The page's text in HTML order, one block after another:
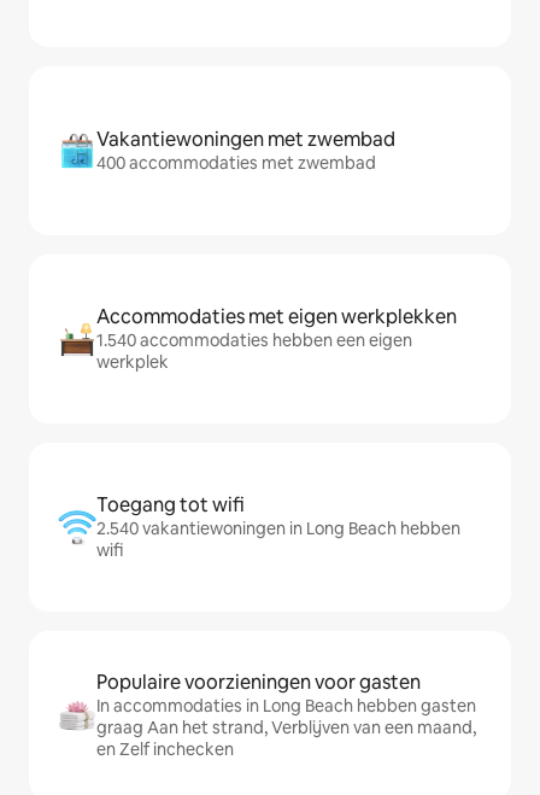
Vakantiewoningen met zwembad
400 accommodaties met zwembad
Accommodaties met eigen werkplekken
1.540 accommodaties hebben een eigen
werkplek
Toegang tot wifi
2.540 vakantiewoningen in Long Beach hebben
wifi
Populaire voorzieningen voor gasten
In accommodaties in Long Beach hebben gasten
graag Aan het strand, Verblijven van een maand,
en Zelf inchecken